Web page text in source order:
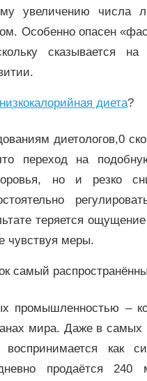
увеличению числа
Особенно опасен
сказывается
низкокалорийная диета?
диетологов,0
переход на
но и резко
теряется
чувствуя меры.
самый
промышленностью –
мира. Даже в самых
как
продаётся